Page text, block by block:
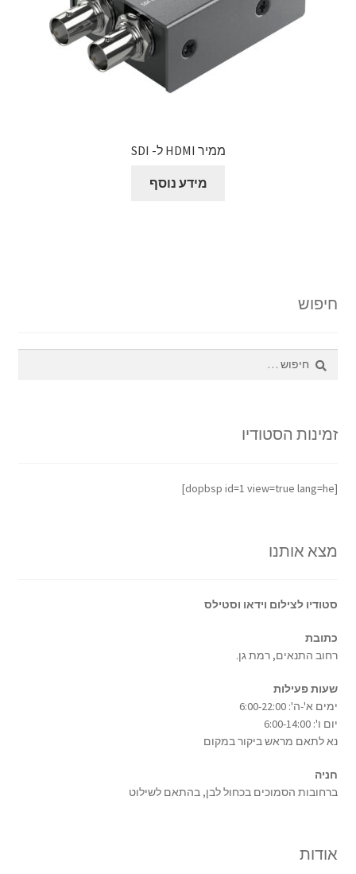
ממיר HDMI ל- SDI
מידע נוסף
חיפוש
חיפוש:
זמינות הסטודיו
[dopbsp id=1 view=true lang=he]
מצא אותנו
סטודיו לצילום וידאו וסטילס
כתובת
רחוב התנאים, רמת גן.
שעות פעילות
ימים א'-ה': 6:00-22:00
יום ו': 6:00-14:00
נא לתאם מראש ביקור במקום
חניה
ברחובות הסמוכים בכחול לבן, בהתאם לשילוט
אודות